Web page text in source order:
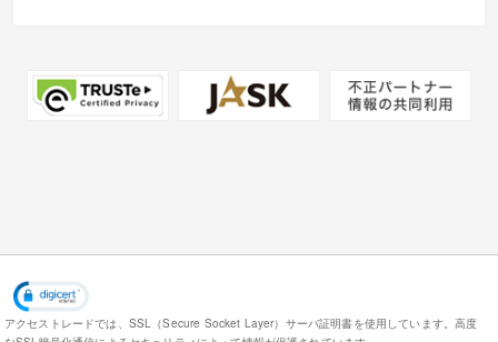
アクセストレードでは、SSL（Secure Socket Layer）サーバ証明書を使用しています。高度